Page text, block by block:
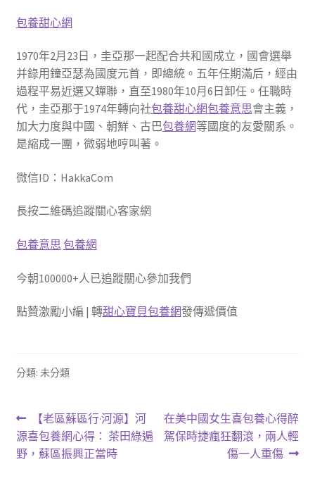
包養甜心網
1970年2月23日，圭亞那一起配合共和國成立，國會選舉
并錄用鐘亞瑟為國度元首，即總統。五年任期滿后，經由
過程平易近選又蟬聯，直至1980年10月6日卸任。任職時
代，圭亞那于1974年轉向社包養甜心網包養意思會主義，
加大力度與中國、朝鮮、古巴包養網等國度的友愛關系。
是縮成一團，微弱地哼叫著。
微信ID：HakkaCom
長按二維碼追蹤關心客家網
包養意思 包養網
今朝100000+人已追蹤關心參加我們
點贊激勵小編 | 轉甜心寶貝包養網發傳遞價值
分類: 未分類
文
章
上
一
篇
【老區蘇區行·河源】河
源喜包養網心得： 茶田綠遍
野，蘇區振興正當時
下
一
在美中國女生喜包養心得醉
駕保時捷瘋狂翻滾，兩人輕
傷一人重傷